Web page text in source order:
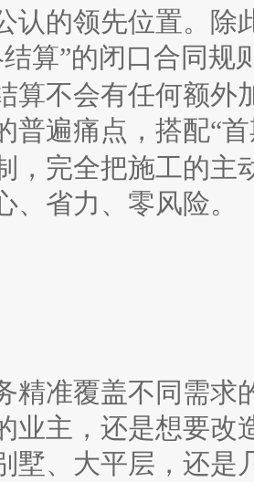
认的领先位置。除
算”的闭口合同规
算不会有任何额外
普遍痛点，搭配“
，完全把施工的主
、省力、零风险。
精准覆盖不同需求
业主，还是想要改
墅、大平层，还是